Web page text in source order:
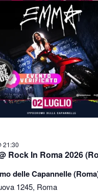
Rock In Roma 2026
21:30
delle Capannelle
1245, Roma